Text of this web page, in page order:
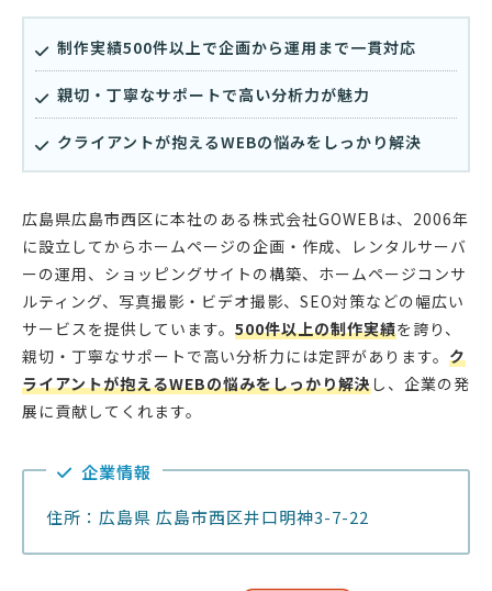
制作実績500件以上で企画から運用まで一貫対応
親切・丁寧なサポートで高い分析力が魅力
クライアントが抱えるWEBの悩みをしっかり解決
広島県広島市西区に本社のある株式会社GOWEBは、2006年
に設立してからホームページの企画・作成、レンタルサーバ
ーの運用、ショッピングサイトの構築、ホームページコンサ
ルティング、写真撮影・ビデオ撮影、SEO対策などの幅広い
サービスを提供しています。 500件以上の制作実績を誇り、
親切・丁寧なサポートで高い分析力には定評があります。 ク
ライアントが抱えるWEBの悩みをしっかり解決し、企業の発
展に貢献してくれます。
企業情報
住所：広島県 広島市西区井口明神3-7-22